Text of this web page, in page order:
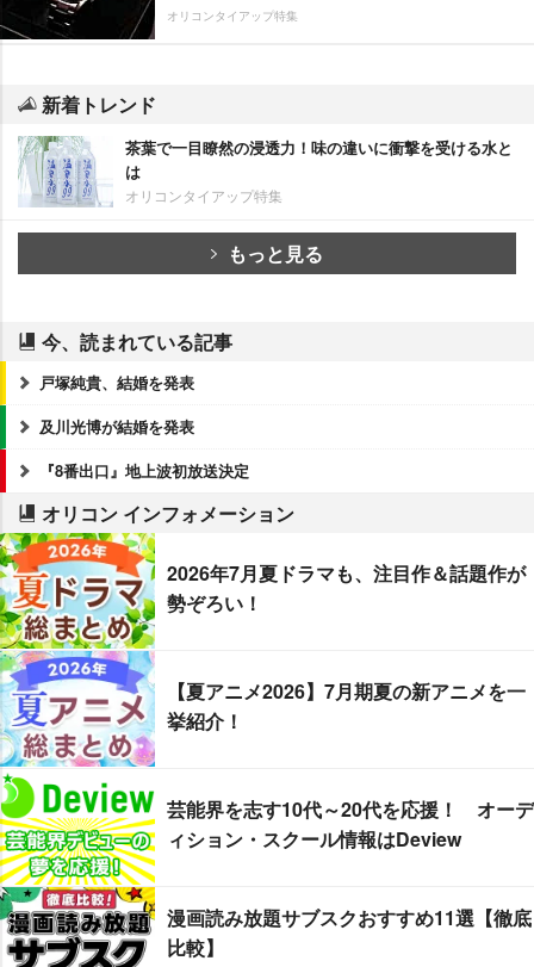
オリコンタイアップ特集
新着トレンド
茶葉で一目瞭然の浸透力！味の違いに衝撃を受ける水と
は
オリコンタイアップ特集
もっと見る
今、読まれている記事
戸塚純貴、結婚を発表
及川光博が結婚を発表
『8番出口』地上波初放送決定
オリコン インフォメーション
2026年7月夏ドラマも、注目作＆話題作が
勢ぞろい！
【夏アニメ2026】7月期夏の新アニメを一
挙紹介！
芸能界を志す10代～20代を応援！ オーデ
ィション・スクール情報はDeview
漫画読み放題サブスクおすすめ11選【徹底
比較】